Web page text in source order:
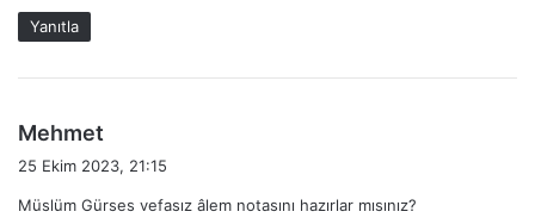
k
i
Yanıtla
Mehmet
i
25 Ekim 2023, 21:15
Müslüm Gürses vefasız âlem notasını hazırlar mısınız?